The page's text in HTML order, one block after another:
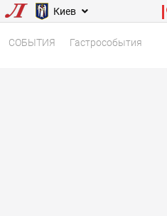
Киев
СОБЫТИЯ Гастрособытия